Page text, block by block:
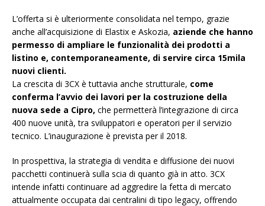
L’offerta si è ulteriormente consolidata nel tempo, grazie
anche all’acquisizione di Elastix e Askozia, aziende che hanno
permesso di ampliare le funzionalità dei prodotti a
listino e, contemporaneamente, di servire circa 15mila
nuovi clienti.
La crescita di 3CX è tuttavia anche strutturale, come
conferma l’avvio dei lavori per la costruzione della
nuova sede a Cipro, che permetterà l’integrazione di circa
400 nuove unità, tra sviluppatori e operatori per il servizio
tecnico. L’inaugurazione è prevista per il 2018.
In prospettiva, la strategia di vendita e diffusione dei nuovi
pacchetti continuerà sulla scia di quanto già in atto. 3CX
intende infatti continuare ad aggredire la fetta di mercato
attualmente occupata dai centralini di tipo legacy, offrendo